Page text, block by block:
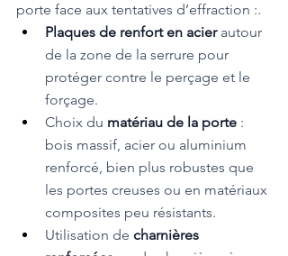
porte face aux tentatives d’effraction :.
Plaques de renfort en acier autour
de la zone de la serrure pour
protéger contre le perçage et le
forçage.
Choix du matériau de la porte :
bois massif, acier ou aluminium
renforcé, bien plus robustes que
les portes creuses ou en matériaux
composites peu résistants.
Utilisation de charnières